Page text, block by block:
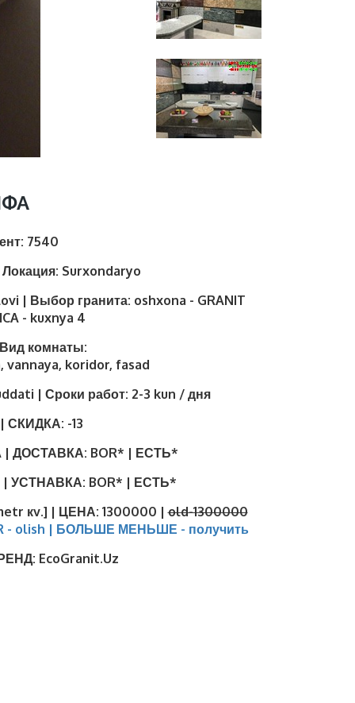
7540
Surxondaryo
| Выбор гранита: oshxona - GRANIT
- kuxnya 4
комнаты:
vannaya, koridor, fasad
| Сроки работ: 2-3 kun / дня
| СКИДКА: -13
| ДОСТАВКА: BOR* | ЕСТЬ*
| УСТНАВКА: BOR* | ЕСТЬ*
кv.] | ЦЕНА: 1300000 |old-1300000
- olish | БОЛЬШЕ МЕНЬШЕ - получить
EcoGranit.Uz